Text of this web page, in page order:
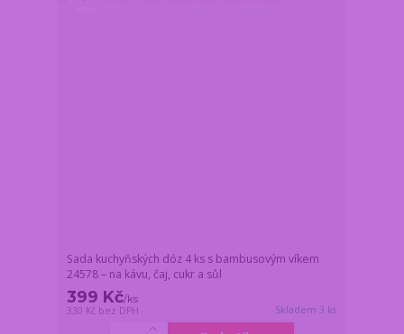
Sada kuchyňských dóz 4 ks s bambusovým víkem
24578 – na kávu, čaj, cukr a sůl
399 Kč/ks
330 Kč bez DPH Skladem 3 ks